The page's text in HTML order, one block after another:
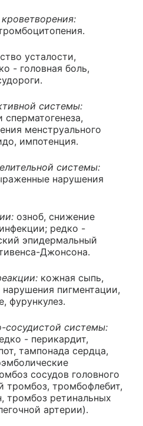
усталости,
- головная боль,
системы:
сперматогенеза,
менструального
импотенция.
системы:
нарушения
озноб, снижение
редко -
эпидермальный
Джонсона.
кожная сыпь,
пигментации,
фурункулез.
сосудистой системы:
- перикардит,
тампонада сердца,
сосудов головного
тромбоз, тромбофлебит,
тромбоз ретинальных
артерии).